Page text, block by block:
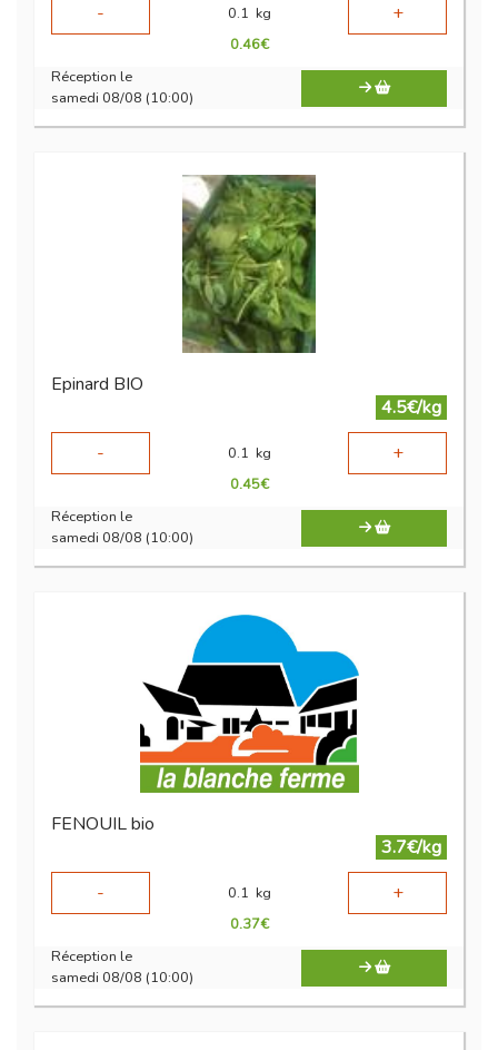
-
0.1 kg +
0.46€
Réception le
samedi 08/08 (10:00)
Epinard BIO
4.5€/kg
-
0.1 kg +
0.45€
Réception le
samedi 08/08 (10:00)
FENOUIL bio
3.7€/kg
-
0.1 kg +
0.37€
Réception le
samedi 08/08 (10:00)